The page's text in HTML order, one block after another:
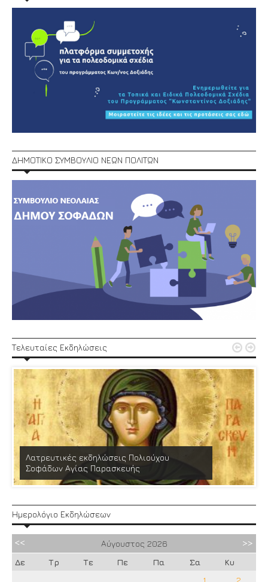
ΔΗΜΟΤΙΚΟ ΣΥΜΒΟΥΛΙΟ ΝΕΩΝ ΠΟΛΙΤΩΝ
Τελευταίες Εκδηλώσεις
Λατρευτικές εκδηλώσεις Πολιούχου
Σοφάδων Αγίας Παρασκευής
 
Ημερολόγιο Εκδηλώσεων
Αύγουστος 2026
Δε
Τρ Τε Πε Πα Σα
Κυ